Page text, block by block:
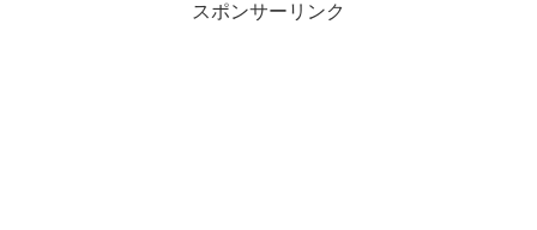
スポンサーリンク